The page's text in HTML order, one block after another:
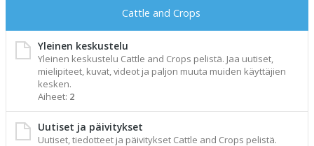
Cattle and Crops
Yleinen keskustelu
Yleinen keskustelu Cattle and Crops pelistä. Jaa uutiset,
mielipiteet, kuvat, videot ja paljon muuta muiden käyttäjien
kesken.
Aiheet: 2
Uutiset ja päivitykset
Uutiset, tiedotteet ja päivitykset Cattle and Crops pelistä.